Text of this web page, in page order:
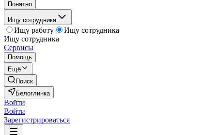
Понятно
Ищу сотрудника
Ищу работу
Ищу сотрудника
Ищу сотрудника
Сервисы
Помощь
Ещё
Поиск
Белоглинка
Войти
Войти
Зарегистрироваться